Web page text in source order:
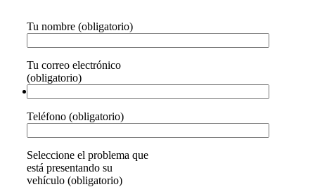
Tu nombre (obligatorio)
Tu correo electrónico
(obligatorio)
Teléfono (obligatorio)
Seleccione el problema que
está presentando su
vehículo (obligatorio)